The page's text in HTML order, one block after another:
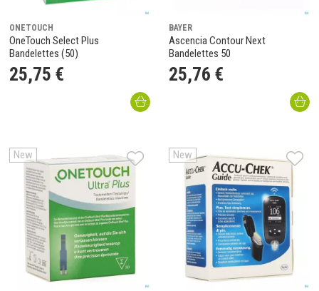
ONETOUCH
OneTouch Select Plus
Bandelettes (50)
25,75 €
BAYER
Ascencia Contour Next
Bandelettes 50
25,76 €
New New